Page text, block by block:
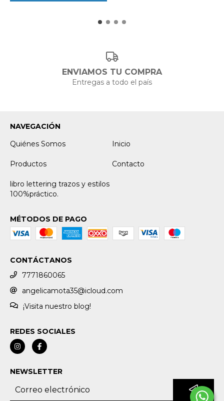
ENVIAMOS TU COMPRA
Entregas a todo el país
NAVEGACIÓN
Quiénes Somos
Inicio
Productos Contacto
libro lettering trazos y estilos
100%práctico.
MÉTODOS DE PAGO
CONTÁCTANOS
7771860065
angelicamota35@icloud.com
¡Visita nuestro blog!
REDES SOCIALES
NEWSLETTER